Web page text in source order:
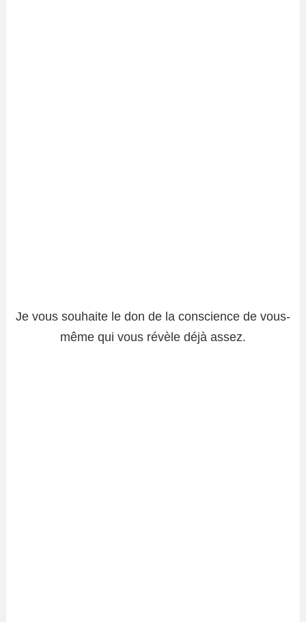
Je vous souhaite le don de la conscience de vous-
même qui vous révèle déjà assez.